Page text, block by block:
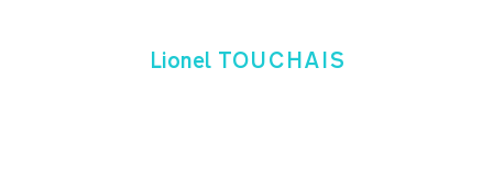
Lionel TOUCHAIS